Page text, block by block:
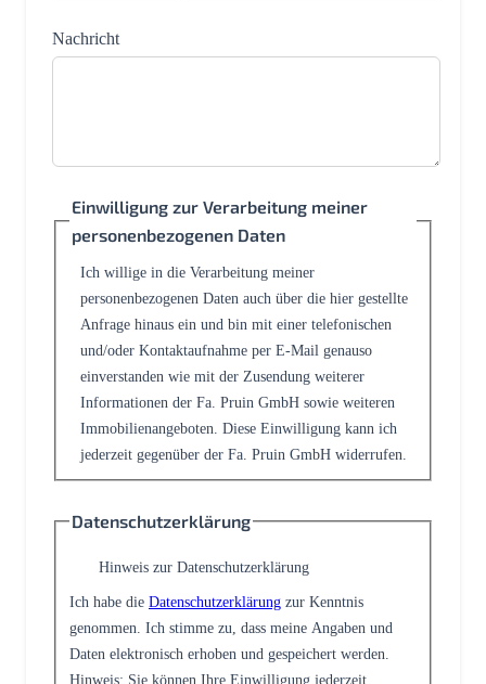
Nachricht
Einwilligung zur Verarbeitung meiner
personenbezogenen Daten
Ich willige in die Verarbeitung meiner
personenbezogenen Daten auch über die hier gestellte
Anfrage hinaus ein und bin mit einer telefonischen
und/oder Kontaktaufnahme per E-Mail genauso
einverstanden wie mit der Zusendung weiterer
Informationen der Fa. Pruin GmbH sowie weiteren
Immobilienangeboten. Diese Einwilligung kann ich
jederzeit gegenüber der Fa. Pruin GmbH widerrufen.
Datenschutzerklärung
Hinweis zur Datenschutzerklärung
Ich habe die Datenschutzerklärung zur Kenntnis
genommen. Ich stimme zu, dass meine Angaben und
Daten elektronisch erhoben und gespeichert werden.
Hinweis: Sie können Ihre Einwilligung jederzeit